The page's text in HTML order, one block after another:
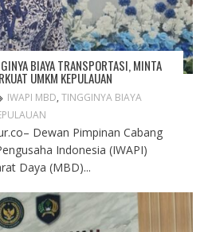
BIAYA TRANSPORTASI, MINTA
UMKM KEPULAUAN
IWAPI MBD, TINGGINYA BIAYA
Dewan Pimpinan Cabang
Indonesia (IWAPI)
Daya (MBD)...